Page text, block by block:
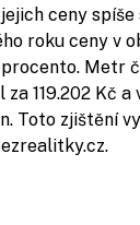
ceny
roku ceny v
Metr
119.202 Kč
Toto zjištění